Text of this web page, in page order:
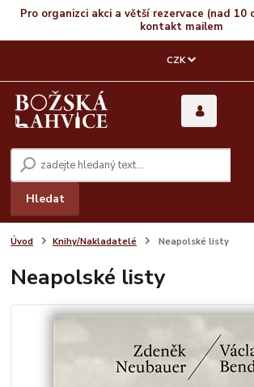
Pro organizci akci a větší rezervace (nad 10
kontakt mailem
CZK
Hledat
Úvod Knihy/Nakladatelé Neapolské listy
Neapolské listy